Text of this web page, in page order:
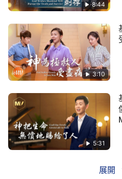
咱們有幸被提到神面前
君王比不上咱有福氣，
獻上咱一顆真誠的心，
今天咱們生活在國度裡
一切的榮耀歸給全能
神。
8:44
3:10
5:31
展開